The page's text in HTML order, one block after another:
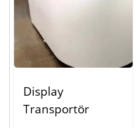
Display
Transportör